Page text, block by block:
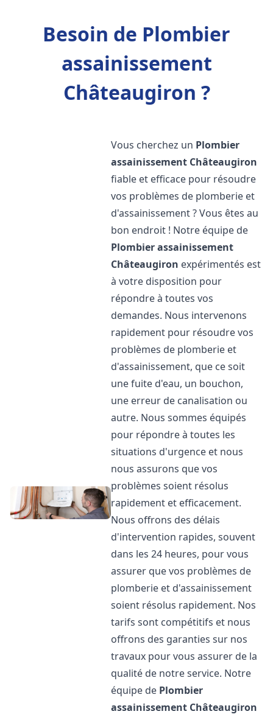
Besoin de Plombier
assainissement
Châteaugiron ?
Vous cherchez un Plombier
assainissement Châteaugiron
fiable et efficace pour résoudre
vos problèmes de plomberie et
d'assainissement ? Vous êtes au
bon endroit ! Notre équipe de
Plombier assainissement
Châteaugiron expérimentés est
à votre disposition pour
répondre à toutes vos
demandes. Nous intervenons
rapidement pour résoudre vos
problèmes de plomberie et
d'assainissement, que ce soit
une fuite d'eau, un bouchon,
une erreur de canalisation ou
autre. Nous sommes équipés
pour répondre à toutes les
situations d'urgence et nous
nous assurons que vos
problèmes soient résolus
rapidement et efficacement.
Nous offrons des délais
d'intervention rapides, souvent
dans les 24 heures, pour vous
assurer que vos problèmes de
plomberie et d'assainissement
soient résolus rapidement. Nos
tarifs sont compétitifs et nous
offrons des garanties sur nos
travaux pour vous assurer de la
qualité de notre service. Notre
équipe de Plombier
assainissement Châteaugiron